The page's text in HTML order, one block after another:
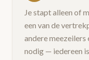
Je stapt alleen of
een van de
andere meezeilers
nodig — iedereen